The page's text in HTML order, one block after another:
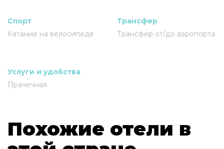
Спорт
Катание на велосипеде
Трансфер
Трансфер от/до аэропорта
Услуги и удобства
Прачечная
Похожие отели в